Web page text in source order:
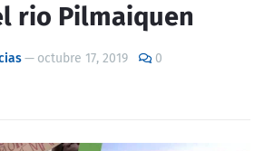
rio Pilmaiquen
— octubre 17, 2019 0